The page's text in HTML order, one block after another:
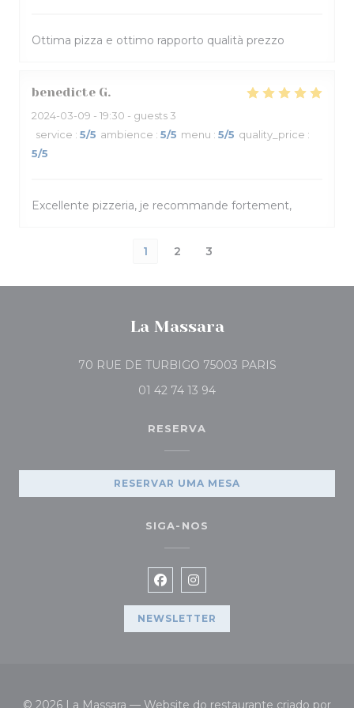
Ottima pizza e ottimo rapporto qualità prezzo
benedicte G
2024-03-09 - 19:30 - guests 3
service : 5/5 ambience : 5/5 menu : 5/5 quality_price :
5/5
Excellente pizzeria, je recommande fortement,
1 2 3
La Massara
70 RUE DE TURBIGO 75003 PARIS((abre numa
01 42 74 13 94
RESERVA
RESERVAR UMA MESA
SIGA-NOS
Facebook ((abre numa nova
Instagram ((abre numa
NEWSLETTER
© 2026 La Massara — Website do restaurante criado por